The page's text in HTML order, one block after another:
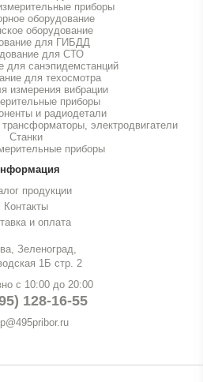
приборы
оборудование
оборудование
для ГИБДД
для СТО
для санэпидемстанций
для техосмотра
измерения вибрации
приборы
и радиодетали
электродвигатели
Станки
приборы
продукции
Контакты
и оплата
Зеленоград,
1Б стр. 2
с 10:00 до 20:00
128-16-55